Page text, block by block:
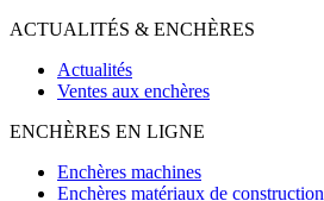
ACTUALITÉS & ENCHÈRES
Actualités
Ventes aux enchères
ENCHÈRES EN LIGNE
Enchères machines
Enchères matériaux de construction